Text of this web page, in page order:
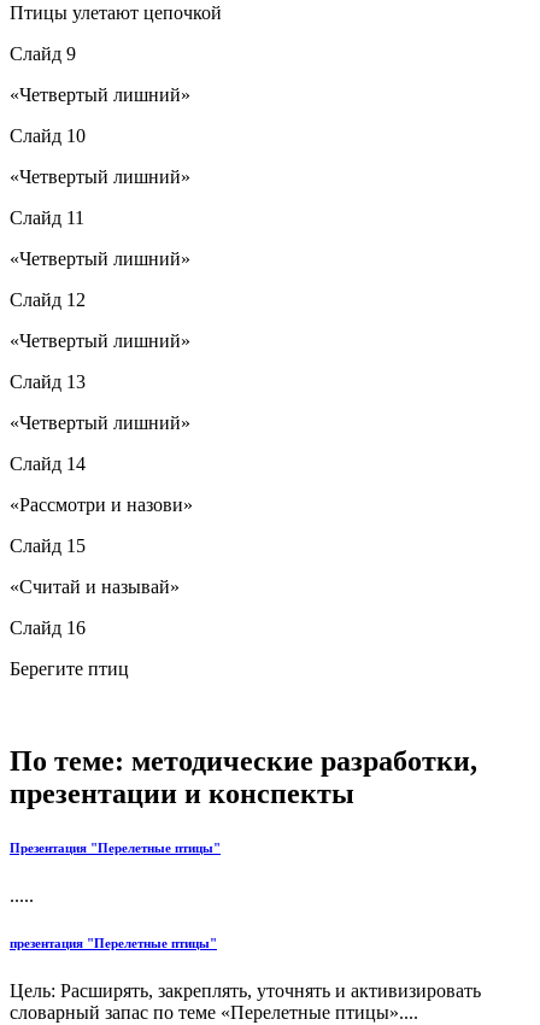
Птицы улетают цепочкой
Слайд 9
«Четвертый лишний»
Слайд 10
«Четвертый лишний»
Слайд 11
«Четвертый лишний»
Слайд 12
«Четвертый лишний»
Слайд 13
«Четвертый лишний»
Слайд 14
«Рассмотри и назови»
Слайд 15
«Считай и называй»
Слайд 16
Берегите птиц
По теме: методические разработки,
презентации и конспекты
Презентация "Перелетные птицы"
.....
презентация "Перелетные птицы"
Цель: Расширять, закреплять, уточнять и активизировать
словарный запас по теме «Перелетные птицы»....